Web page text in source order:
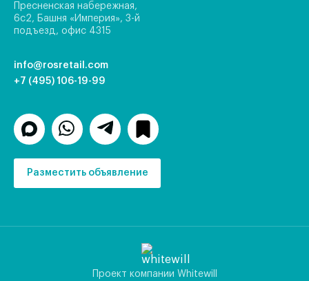
Пресненская набережная,
6с2, Башня «Империя», 3-й
подъезд, офис 4315
info@rosretail.com
+7 (495) 106-19-99
Разместить объявление
Проект компании Whitewill